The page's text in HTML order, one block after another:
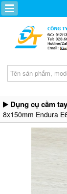
Dụng cụ cầm tay
8x150mm Endura